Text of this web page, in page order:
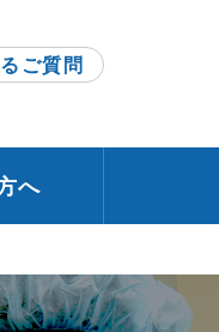
ご質問
へ